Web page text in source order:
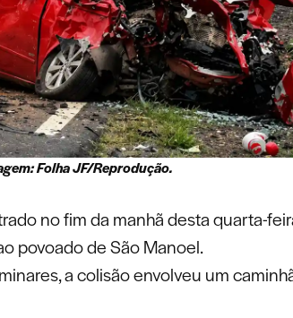
Folha JF/Reprodução.
no fim da manhã desta quarta-
povoado de São Manoel.
a colisão envolveu um